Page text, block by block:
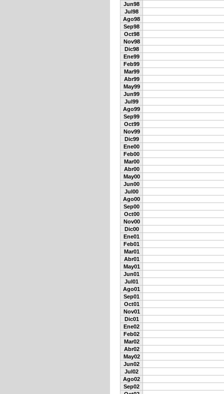
Jun98
Jul98
Ago98
Sep98
Oct98
Nov98
Dic98
Ene99
Feb99
Mar99
Abr99
May99
Jun99
Jul99
Ago99
Sep99
Oct99
Nov99
Dic99
Ene00
Feb00
Mar00
Abr00
May00
Jun00
Jul00
Ago00
Sep00
Oct00
Nov00
Dic00
Ene01
Feb01
Mar01
Abr01
May01
Jun01
Jul01
Ago01
Sep01
Oct01
Nov01
Dic01
Ene02
Feb02
Mar02
Abr02
May02
Jun02
Jul02
Ago02
Sep02